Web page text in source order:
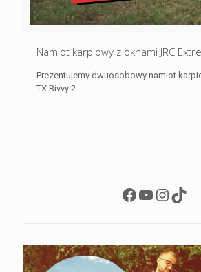
Namiot karpiowy z oknami JRC
Prezentujemy dwuosobowy namiot
TX Bivvy 2.
Facebook
YouTube